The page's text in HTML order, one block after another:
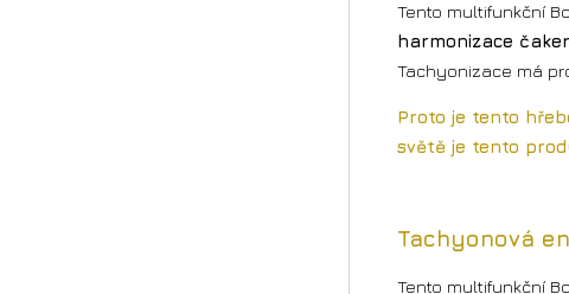
Tento multifunkční
harmonizace
Tachyonizace má
Proto je tento
světě je tento
Tachyonová
Tento multifunkční